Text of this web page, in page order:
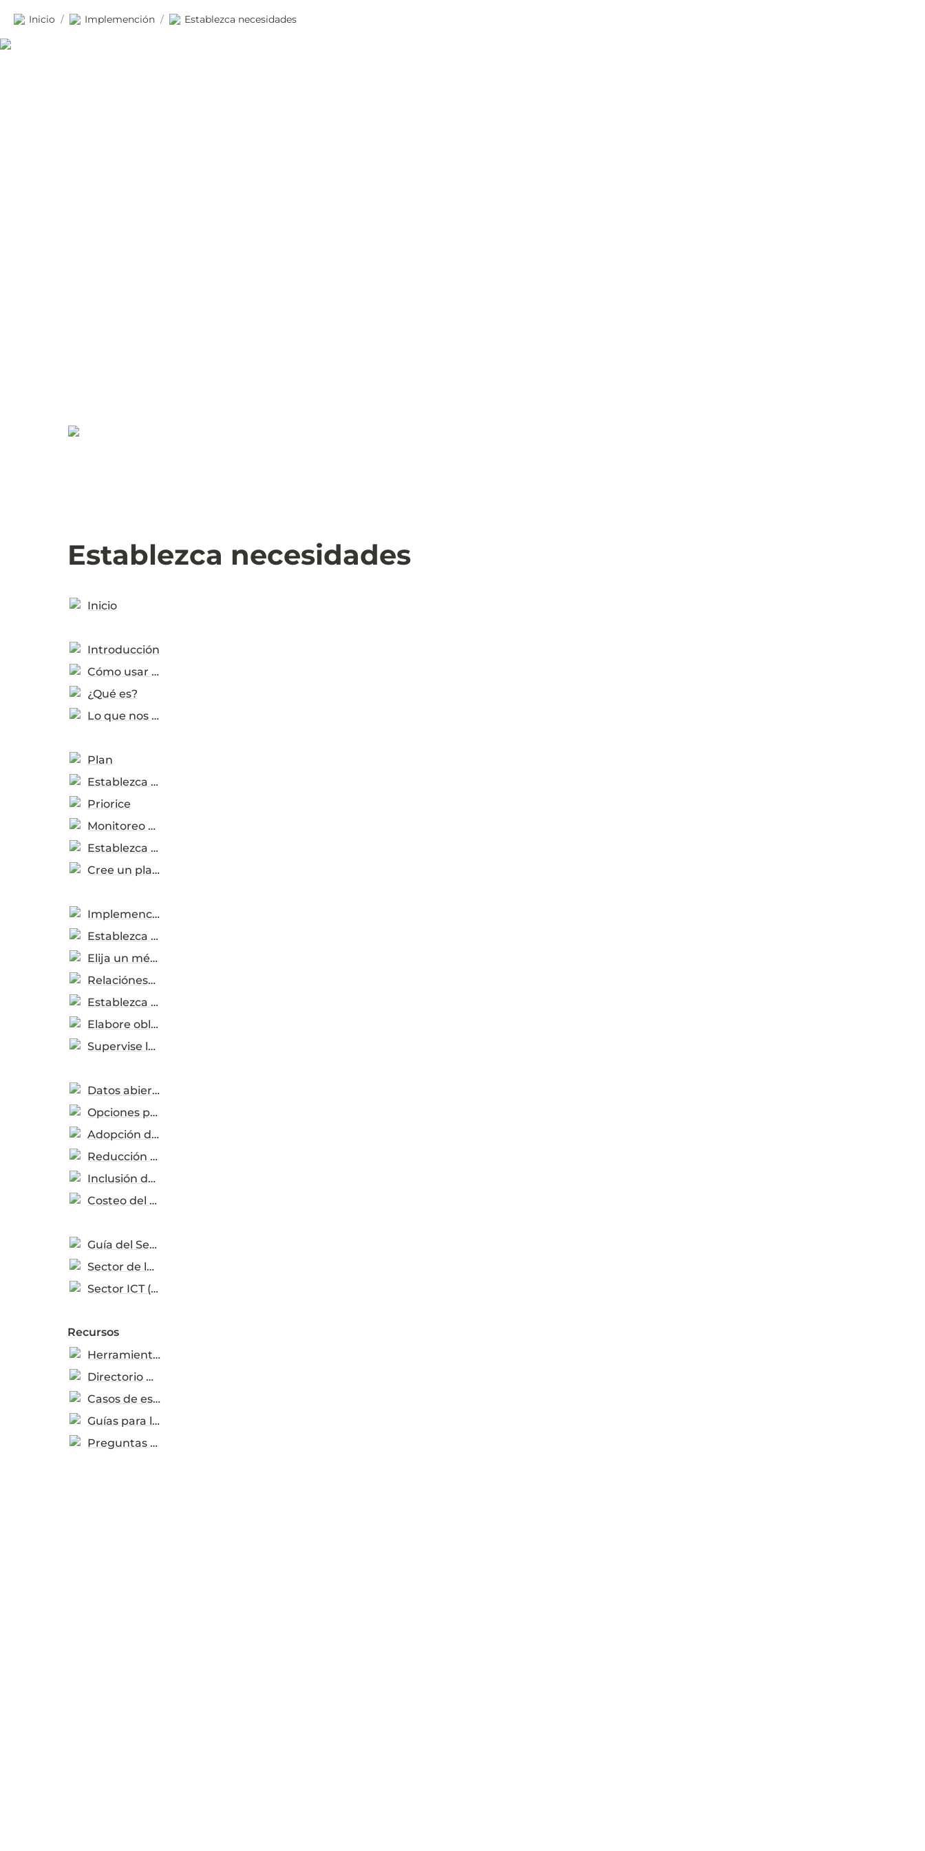
Inicio / Implemención / Establezca necesidades
Establezca necesidades
Inicio
Introducción
Cómo usar la herramienta
¿Qué es?
Lo que nos dijeron los usuarios
Plan
Establezca un entorno habilitante
Priorice
Monitoreo y evaluación
Establezca mecanismos de apoyo
Cree un plan de acción
Implemención
Establezca necesidades
Elija un método de contratación
Relaciónese con el mercado
Establezca criterios de sostenibilidad
Elabore obligaciones del contrato
Supervise la implementación
Datos abiertos y progreso de medición
Opciones para el uso de datos
Adopción de CPS
Reducción de carbono
Inclusión de género
Costeo del ciclo de vida
Guía del Sector
Sector de la construcción (en inglés)
Sector ICT (en inglés)
Recursos
Herramientas descargables
Directorio de recursos
Casos de estudio
Guías para las ecoetiquetas
Preguntas frecuentes